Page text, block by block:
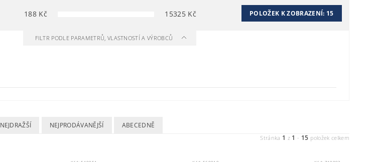
188Kč 15325Kč POLOŽEK K ZOBRAZENÍ: 15
FILTR PODLE PARAMETRŮ, VLASTNOSTÍ A VÝROBCŮ
NEJDRAŽŠÍ NEJPRODÁVANĚJŠÍ ABECEDNĚ
Stránka 1 z 1 - 15 položek celkem